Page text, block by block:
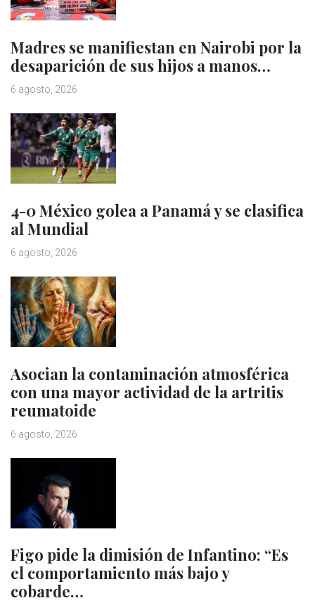
Madres se manifiestan en Nairobi por la
desaparición de sus hijos a manos…
6 agosto, 2026
4-0 México golea a Panamá y se clasifica
al Mundial
6 agosto, 2026
Asocian la contaminación atmosférica
con una mayor actividad de la artritis
reumatoide
6 agosto, 2026
Figo pide la dimisión de Infantino: “Es
el comportamiento más bajo y
cobarde…